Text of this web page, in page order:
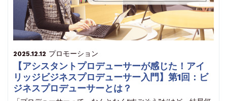
2025.12.12 プロモーション
【アシスタントプロデューサーが感じた！アイ
リッジビジネスプロデューサー入門】第1回：ビ
ジネスプロデューサーとは？